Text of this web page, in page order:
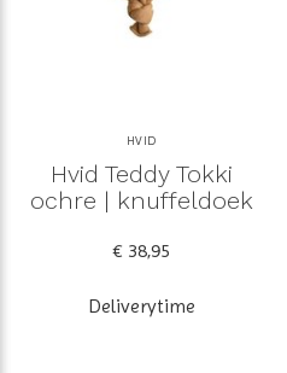
HVID
Hvid Teddy Tokki
ochre | knuffeldoek
€ 38,95
Deliverytime